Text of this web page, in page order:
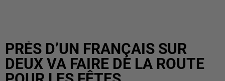
PRÈS D’UN FRANÇAIS SUR
DEUX VA FAIRE DE LA ROUTE